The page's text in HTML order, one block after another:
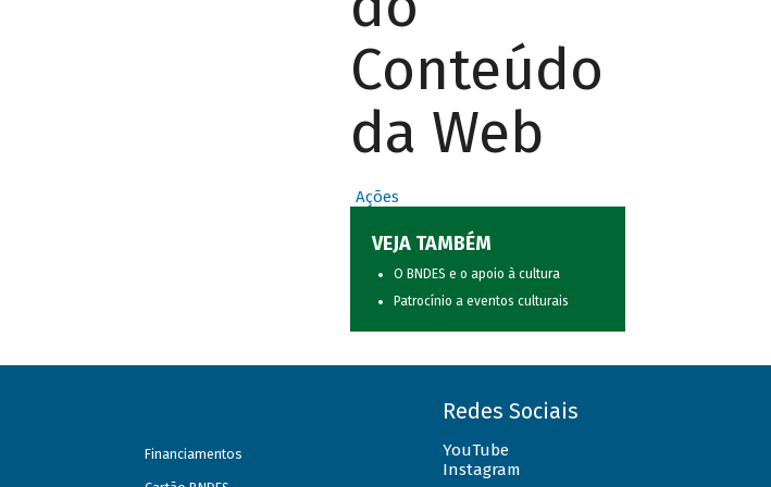
Conteúdo
da Web
Ações
VEJA TAMBÉM
O BNDES e o apoio à cultura
Patrocínio a eventos culturais
Financiamentos
Redes Sociais
YouTube
Instagram